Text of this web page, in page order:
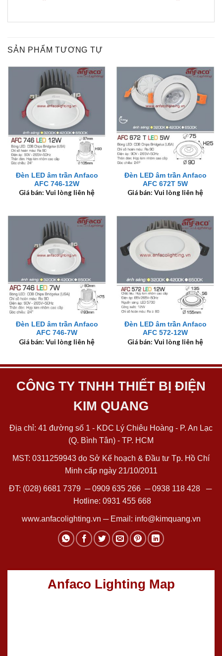
SẢN PHẨM TƯƠNG TỰ
Đèn LED âm trần Anfaco
AFC 746-12W
Giá bán: Vui lòng liên hệ
Đèn LED âm trần Anfaco
AFC 672T 5W
Giá bán: Vui lòng liên hệ
Đèn LED âm trần Anfaco
AFC 746-7W
Giá bán: Vui lòng liên hệ
Đèn LED âm trần Anfaco
AFC 572-12W
Giá bán: Vui lòng liên hệ
CÔNG TY TNHH THIẾT BỊ ĐIỆN
KIM QUANG
Địa chỉ: 41 đường số 1 - KDC Lý Chiêu Hoàng - P. An Lạc
(Q. Bình Tân) - TP. HCM
MST: 0311259943 do Sở Kế hoạch & Đầu tư Tp. Hồ Chí
Minh cấp ngày 21/10/2011
ĐT: (028) 6681 7379 ─0909 635 266─0938 118 428─
Hotline: 0931 455 668
www.anfacolighting.vn ─ Email: info@kimquang.vn
Anfaco Lighting Map